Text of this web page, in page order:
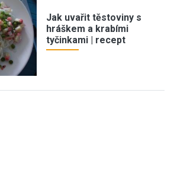
Jak uvařit těstoviny s
hráškem a krabími
tyčinkami | recept